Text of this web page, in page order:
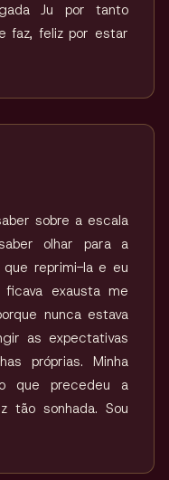
Ju por tanto
faz, feliz por estar
sobre a escala
olhar para a
reprimi-la e eu
exausta me
nunca estava
as expectativas
próprias. Minha
que precedeu a
tão sonhada. Sou